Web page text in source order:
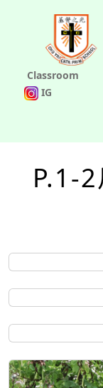
Classroom
IG
P.1-